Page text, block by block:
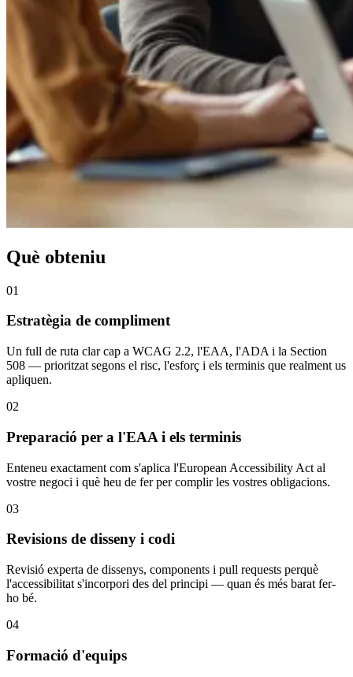
Què obteniu
01
Estratègia de compliment
Un full de ruta clar cap a WCAG 2.2, l'EAA, l'ADA i la Section
508 — prioritzat segons el risc, l'esforç i els terminis que realment us
apliquen.
02
Preparació per a l'EAA i els terminis
Enteneu exactament com s'aplica l'European Accessibility Act al
vostre negoci i què heu de fer per complir les vostres obligacions.
03
Revisions de disseny i codi
Revisió experta de dissenys, components i pull requests perquè
l'accessibilitat s'incorpori des del principi — quan és més barat fer-
ho bé.
04
Formació d'equips